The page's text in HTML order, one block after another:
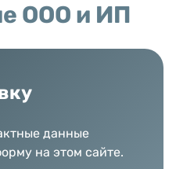
ООО и ИП
данные
на этом сайте.